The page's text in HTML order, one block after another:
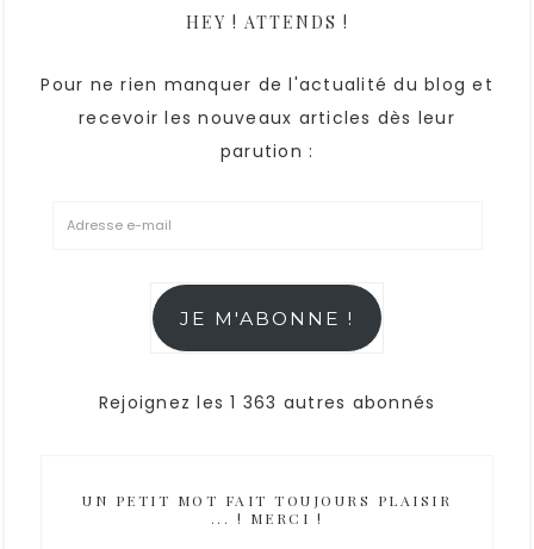
HEY ! ATTENDS !
Pour ne rien manquer de l'actualité du blog et
recevoir les nouveaux articles dès leur
parution :
JE M'ABONNE !
Rejoignez les 1 363 autres abonnés
UN PETIT MOT FAIT TOUJOURS PLAISIR
... ! MERCI !